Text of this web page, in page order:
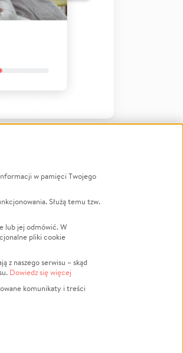
LGBTQ+
Powódź
Wichura
Religia
Edukacja
w pamięci Twojego
Służą temu tzw.
lub jej odmówić. W
pliki cookie
z naszego serwisu – skąd
Dowiedz się więcej
komunikaty i treści